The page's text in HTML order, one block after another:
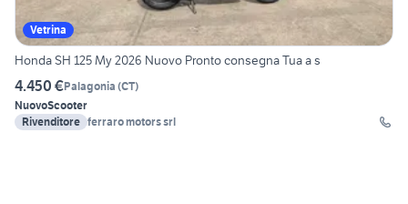
Vetrina
Honda SH 125 My 2026 Nuovo Pronto consegna Tua a s
4.450 €Palagonia (CT)
NuovoScooter
Rivenditore ferraro motors srl